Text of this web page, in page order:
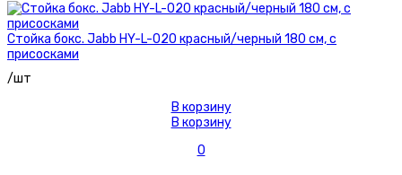
Стойка бокс. Jabb HY-L-020 красный/черный 180 см, с
присосками
/шт
В корзину
В корзину
0